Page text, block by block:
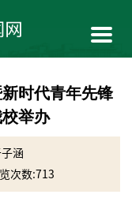
时代青年先锋
举办
涵
次数: 713